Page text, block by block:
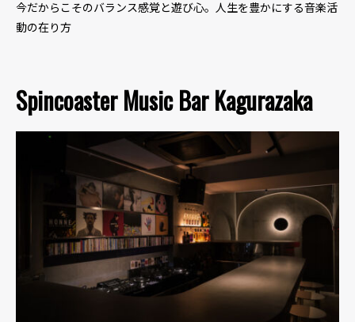
今だからこそのバランス感覚と遊び心。人生を豊かにする音楽活
動の在り方
Spincoaster Music Bar Kagurazaka